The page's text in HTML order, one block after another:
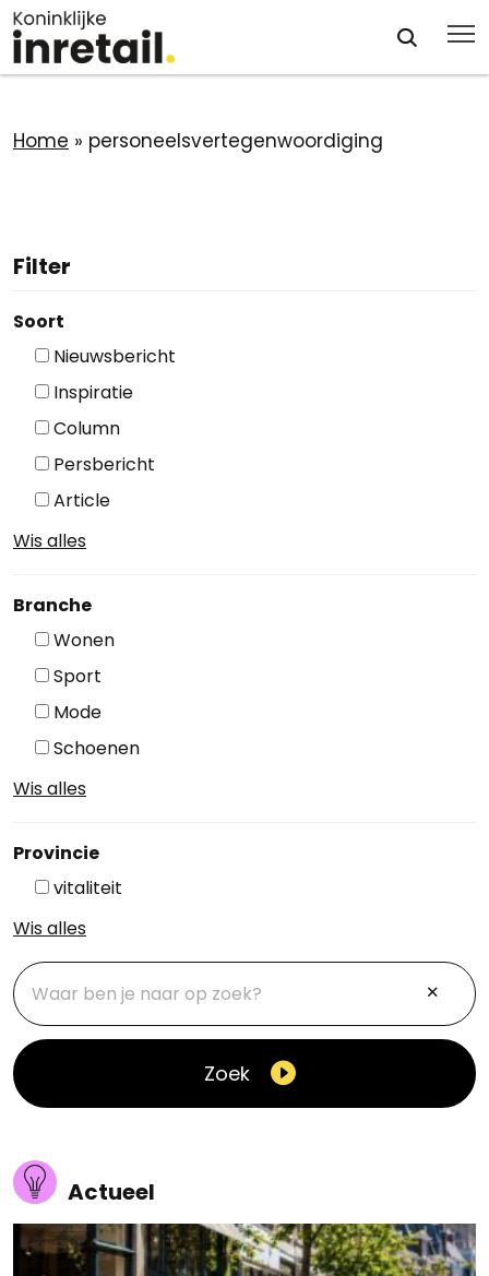
Home » personeelsvertegenwoordiging
Filter
Soort
Nieuwsbericht
Inspiratie
Column
Persbericht
Article
Wis alles
Branche
Wonen
Sport
Mode
Schoenen
Wis alles
Provincie
vitaliteit
Wis alles
Zoek
Actueel